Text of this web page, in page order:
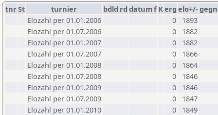
tnrSt turnier bdld rd datumf Kerg elo+/-
Elozahl per 01.01.2006
0
1893
Elozahl per 01.07.2006
0
1882
Elozahl per 01.01.2007
0
1882
Elozahl per 01.07.2007
0
1866
Elozahl per 01.01.2008
0
1864
Elozahl per 01.07.2008
0
1846
Elozahl per 01.01.2009
0
1846
Elozahl per 01.07.2009
0
1847
Elozahl per 01.01.2010
0
1849